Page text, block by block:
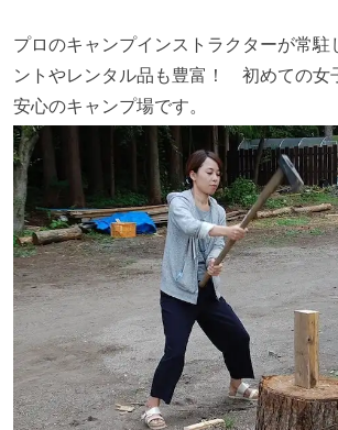
プロのキャンプインストラクターが常駐
ントやレンタル品も豊富！ 初めての女
安心のキャンプ場です。